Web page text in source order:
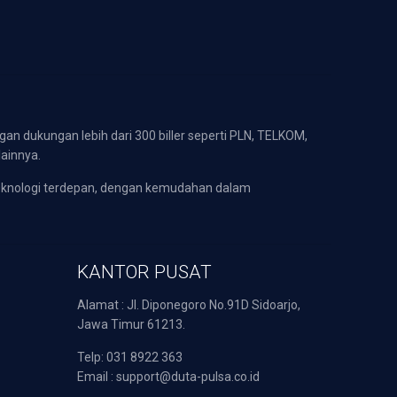
dukungan lebih dari 300 biller seperti PLN, TELKOM,
terdepan, dengan kemudahan dalam
KANTOR PUSAT
Alamat : Jl. Diponegoro No.91D Sidoarjo,
Jawa Timur 61213.
Telp: 031 8922 363
Email : support@duta-pulsa.co.id